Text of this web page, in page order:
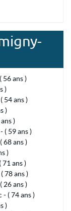
56 ans )
)
54 ans )
)
)
( 59 ans )
68 ans )
)
71 ans )
78 ans )
26 ans )
- ( 74 ans )
)